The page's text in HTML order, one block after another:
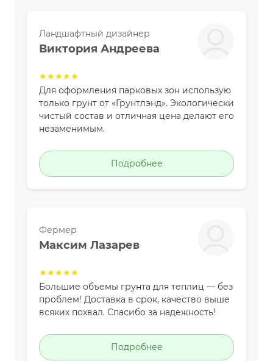
Ландшафтный дизайнер
Виктория Андреева
★★★★★
Для оформления парковых зон использую
только грунт от «Грунтлэнд». Экологически
чистый состав и отличная цена делают его
незаменимым.
Подробнее
Фермер
Максим Лазарев
★★★★★
Большие объемы грунта для теплиц — без
проблем! Доставка в срок, качество выше
всяких похвал. Спасибо за надежность!
Подробнее